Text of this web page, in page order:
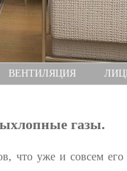
ВЕНТИЛЯЦИЯ
газы.
что уже и совсем его